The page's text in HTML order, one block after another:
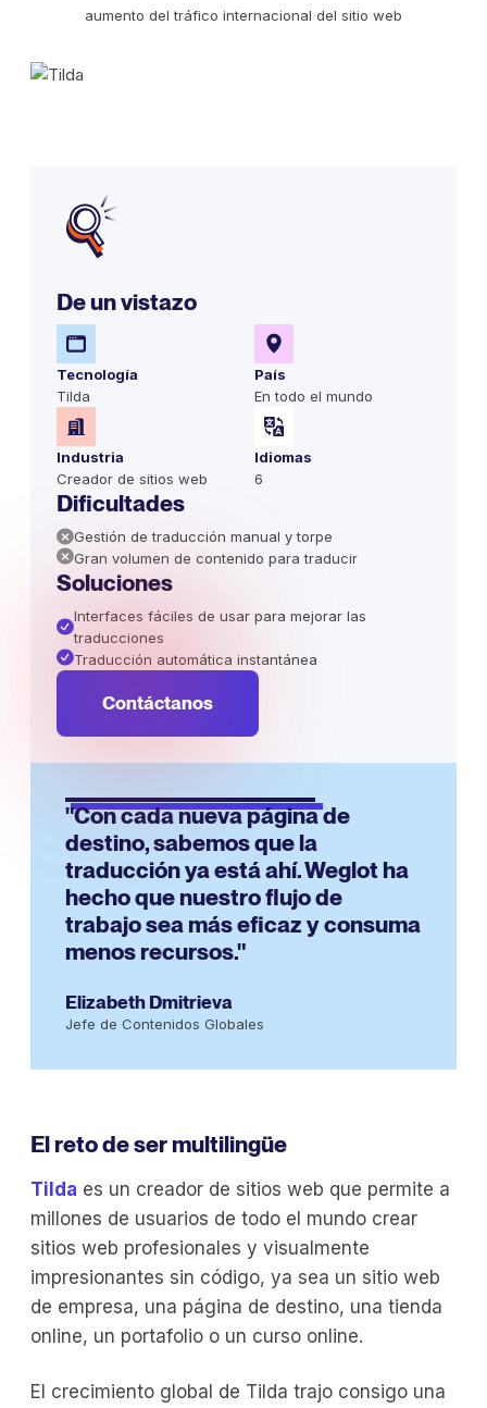
aumento del tráfico internacional del sitio web
De un vistazo
Tecnología
Tilda
País
En todo el mundo
Industria
Creador de sitios web
Idiomas
6
Dificultades
Gestión de traducción manual y torpe
Gran volumen de contenido para traducir
Soluciones
Interfaces fáciles de usar para mejorar las
traducciones
Traducción automática instantánea
Contáctanos
"Con cada nueva página de
destino, sabemos que la
traducción ya está ahí. Weglot ha
hecho que nuestro flujo de
trabajo sea más eficaz y consuma
menos recursos."
Elizabeth Dmitrieva
Jefe de Contenidos Globales
El reto de ser multilingüe
Tilda es un creador de sitios web que permite a
millones de usuarios de todo el mundo crear
sitios web profesionales y visualmente
impresionantes sin código, ya sea un sitio web
de empresa, una página de destino, una tienda
online, un portafolio o un curso online.
El crecimiento global de Tilda trajo consigo una